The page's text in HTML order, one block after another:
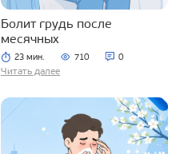
Болит грудь после
месячных
23 мин. 710 0
Читать далее